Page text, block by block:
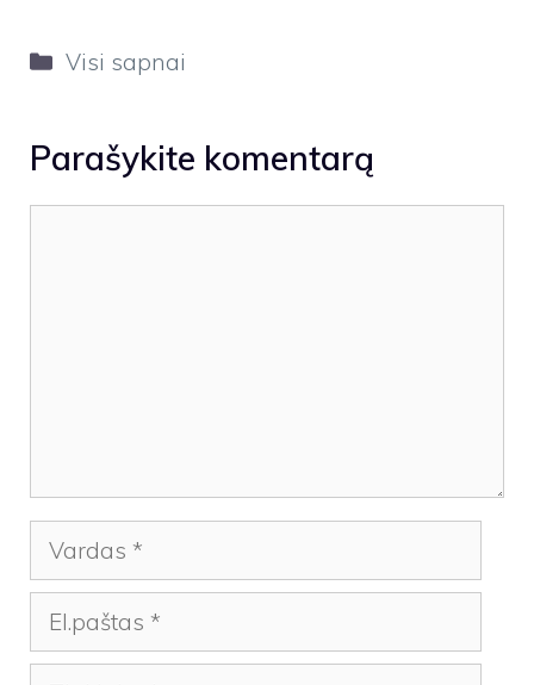
Kategorijos
Visi sapnai
Parašykite komentarą
Vardas
El.paštas